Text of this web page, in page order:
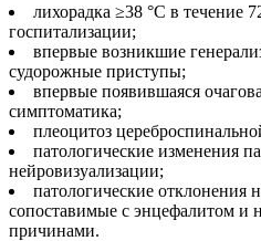
лихорадка ≥38 °С в течение
госпитализации;
впервые возникшие
судорожные приступы;
впервые появившаяся
симптоматика;
плеоцитоз
патологические изменения
нейровизуализации;
патологические отклонения
сопоставимые с энцефалитом и
причинами.